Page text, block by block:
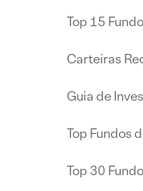
Top 15
Carteiras
Guia de
Top Fundos
Top 30